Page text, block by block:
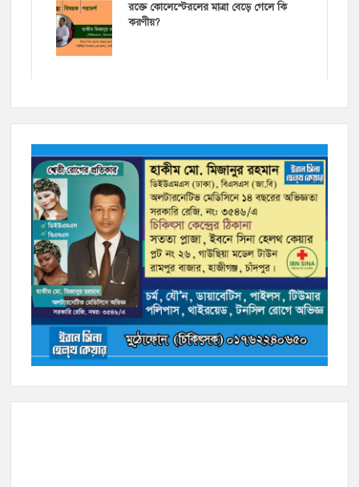
রক্তে কোলেস্টেরলের মাত্রা বেড়ে গেলে কি
করণীয়?